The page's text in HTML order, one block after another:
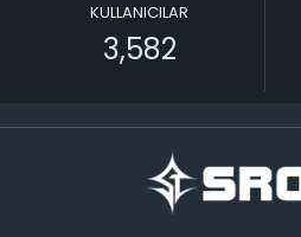
KULLANICILAR
3,582